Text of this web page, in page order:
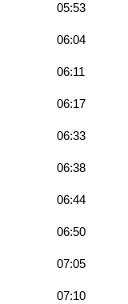
05:53
06:04
06:11
06:17
06:33
06:38
06:44
06:50
07:05
07:10